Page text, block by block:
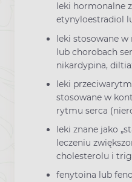
leki hormonalne
etynyloestradiol
leki stosowane
lub chorobach
nikardypina,
leki
stosowane w
rytmu serca
leki znane jako
leczeniu
cholesterolu i
fenytoina lub